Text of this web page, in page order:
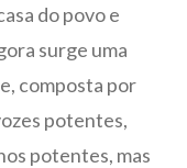
do povo e
surge uma
composta por
potentes,
potentes, mas